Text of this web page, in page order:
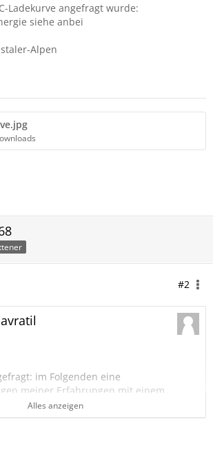
Ladekurve angefragt wurde:
siehe anbei
Alpen
#2
im Folgenden eine
meiner Erfahrungen mit einem
87KW, 19" Räder,
06/2024:
Alles anzeigen